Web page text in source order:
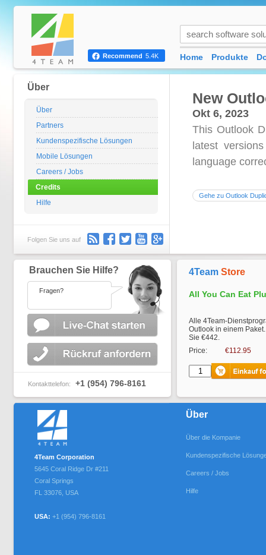
New
Okt 6, 2023
This Outlook
latest
language
Gehe zu Outlook
Über
Über
Partners
Kundenspezifische Lösungen
Mobile Lösungen
Careers / Jobs
Credits
Hilfe
Folgen Sie uns auf
Recommend 5.4K Home Produkte
Brauchen Sie Hilfe?
Fragen?
Kontakttelefon: +1 (954) 796-8161
4Team Store
All You Can Eat
Alle 4Team-
Outlook in einem
Sie €442.
Price:
€112.95
4Team Corporation
5645 Coral Ridge Dr #211
Coral Springs
FL 33076 USA
USA: +1 (954) 796-8161
Über
Über die Kompanie
Kundenspezifische
Careers / Jobs
Hilfe